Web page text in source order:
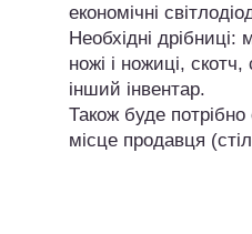
економічні
Необхідні дрібниці:
ножі і ножиці, скотч,
інший інвентар.
Також буде
місце продавця